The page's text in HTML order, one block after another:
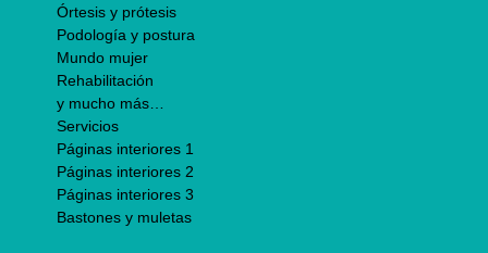
Órtesis y prótesis
Podología y postura
Mundo mujer
Rehabilitación
y mucho más…
Servicios
Páginas interiores 1
Páginas interiores 2
Páginas interiores 3
Bastones y muletas